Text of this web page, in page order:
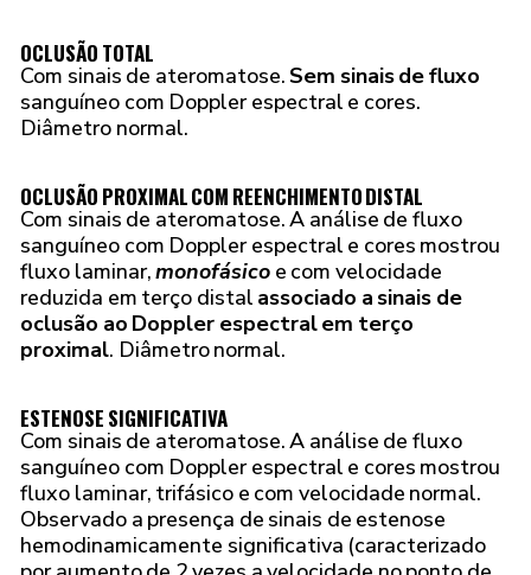
OCLUSÃO TOTAL
Com sinais de ateromatose.Sem sinais de fluxo
sanguíneo com Doppler espectral e cores.
Diâmetro normal.
OCLUSÃO PROXIMAL COM REENCHIMENTO DISTAL
Com sinais de ateromatose. A análise de fluxo
sanguíneo com Doppler espectral e cores mostrou
fluxo laminar,monofásicoe com velocidade
reduzida em terço distal associado a sinais de
oclusão ao Doppler espectral em terço
proximal. Diâmetro normal.
ESTENOSE SIGNIFICATIVA
Com sinais de ateromatose. A análise de fluxo
sanguíneo com Doppler espectral e cores mostrou
fluxo laminar, trifásico e com velocidade normal.
Observado a presença de sinais de estenose
hemodinamicamente significativa (caracterizado